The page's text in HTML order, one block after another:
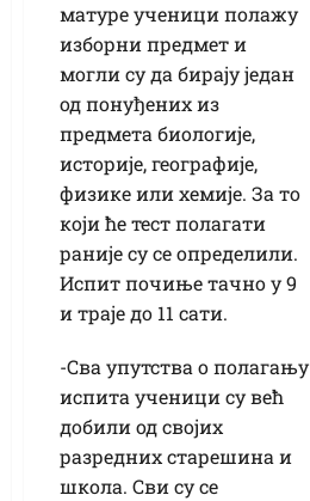
матуре ученици полажу
изборни предмет и
могли су да бирају један
од понуђених из
предмета биологије,
историје, географије,
физике или хемије. За то
који ће тест полагати
раније су се определили.
Испит почиње тачно у 9
и траје до 11 сати.
-Сва упутства о полагању
испита ученици су већ
добили од својих
разредних старешина и
школа. Сви су се